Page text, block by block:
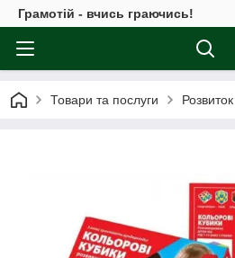
Грамотій - вчись граючись!
Товари та послуги Розвиток